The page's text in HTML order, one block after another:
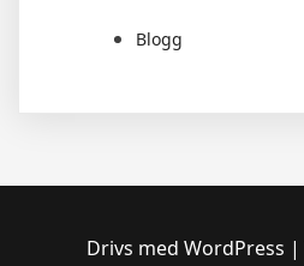
Blogg
Drivs med WordPress |